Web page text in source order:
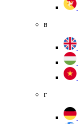
в
г